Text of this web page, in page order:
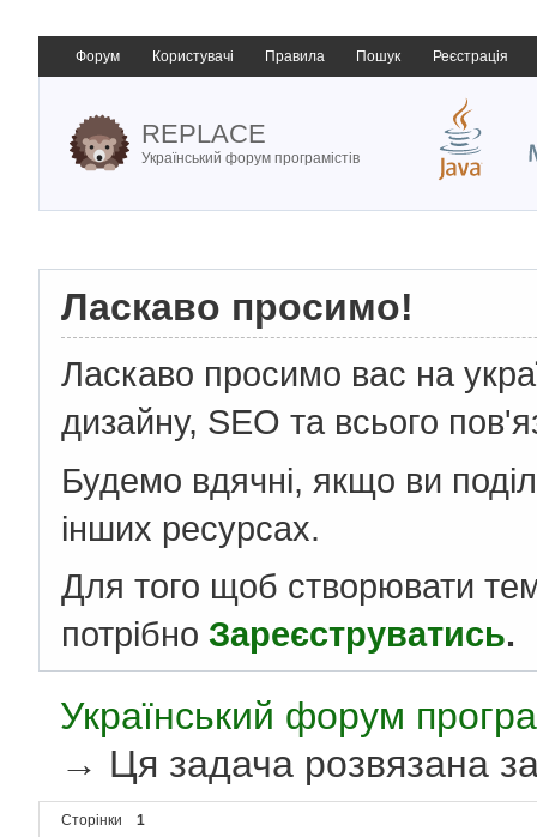
Форум Користувачі Правила Пошук Реєстрація
REPLACE
Український форум програмістів
Ласкаво просимо!
Ласкаво просимо вас на
дизайну, SEO та всього
Будемо вдячні, якщо ви
інших ресурсах.
Для того щоб створювати
потрібно Зареєструватись.
Український форум
→ Ця задача розвязана
Сторінки 1